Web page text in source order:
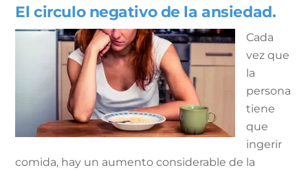
El circulo negativo de la ansiedad.
Cada
vez que
la
persona
tiene
que
ingerir
comida, hay un aumento considerable de la